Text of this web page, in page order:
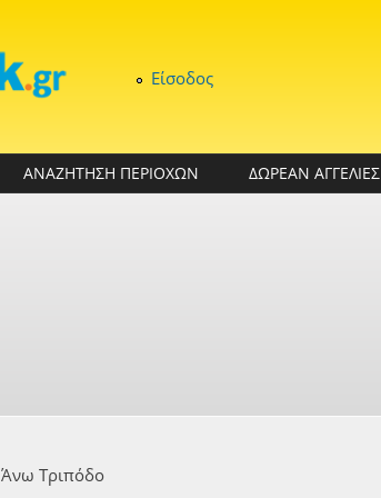
Είσοδος
ΑΝΑΖΗΤΗΣΗ ΠΕΡΙΟΧΩΝ ΔΩΡΕΑΝ ΑΓΓΕΛΙΕΣ
Άνω Τριπόδο